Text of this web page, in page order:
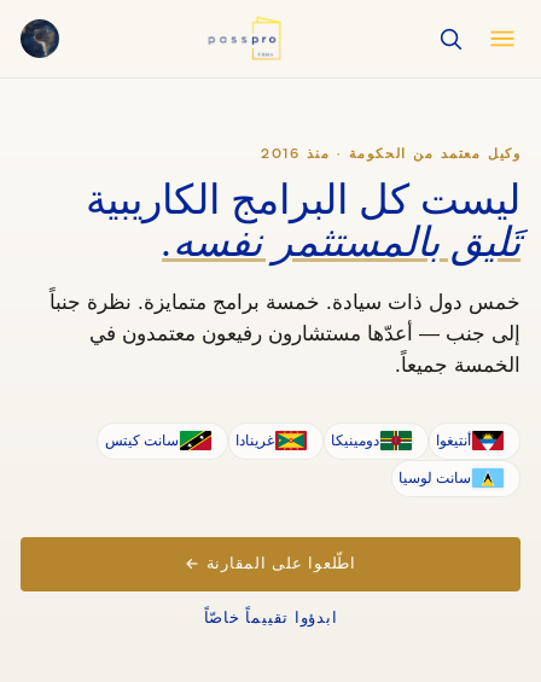
Русский
TR
وكيل معتمد من الحكومة · منذ 2016
ليست كل البرامج الكاريبية
تَليق بالمستثمر نفسه.
خمس دول ذات سيادة. خمسة برامج متمايزة. نظرة جنباً
إلى جنب — أعدّها مستشارون رفيعون معتمدون في
الخمسة جميعاً.
أنتيغوا دومينيكا غرينادا سانت كيتس
سانت لوسيا
اطّلعوا على المقارنة ←
ابدؤوا تقييماً خاصّاً